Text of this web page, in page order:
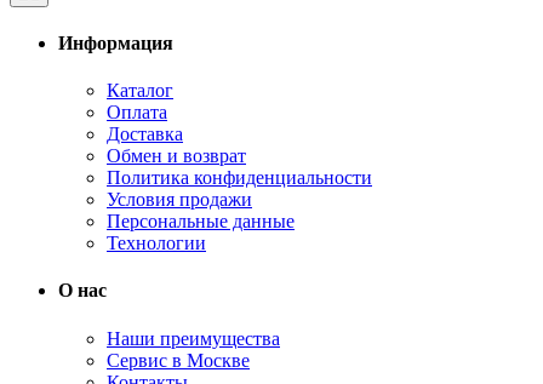
Информация
Каталог
Оплата
Доставка
Обмен и возврат
Политика конфиденциальности
Условия продажи
Персональные данные
Технологии
О нас
Наши преимущества
Сервис в Москве